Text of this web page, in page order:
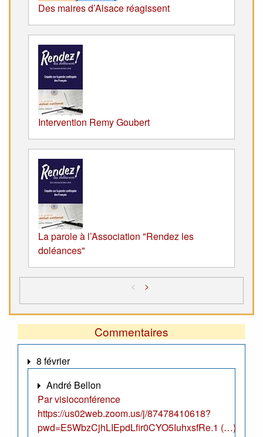
Des maires d’Alsace réagissent
Intervention Remy Goubert
La parole à l’Association "Rendez les
doléances"
< >
Commentaires
8 février
André Bellon
Par visioconférence
https://us02web.zoom.us/j/87478410618?
pwd=E5WbzCjhLIEpdLfir0CYO5IuhxsfRe.1 (…)